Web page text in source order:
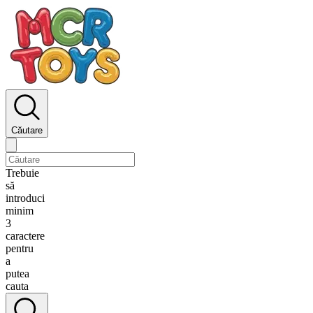
Căutare
Trebuie
să
introduci
minim
3
caractere
pentru
a
putea
cauta